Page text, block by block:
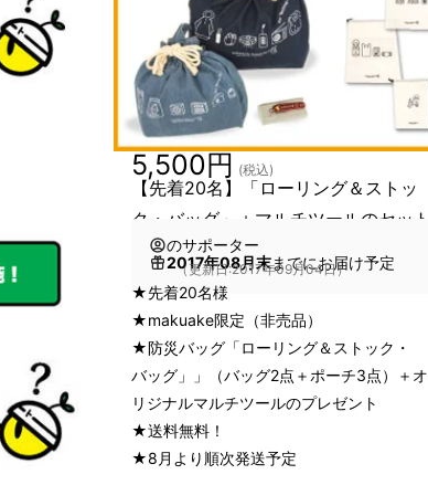
【先着20名】「ローリング＆ストッ
ク・バッグ」＋マルチツールのセット
5,500円 (税込)
のサポーター
2017年08月末までにお届け予定
（更新日:2017年09月04日）
★先着20名様
★makuake限定（非売品）
★防災バッグ「ローリング＆ストック・
バッグ」」（バッグ2点＋ポーチ3点）＋オ
リジナルマルチツールのプレゼント
★送料無料！
★8月より順次発送予定